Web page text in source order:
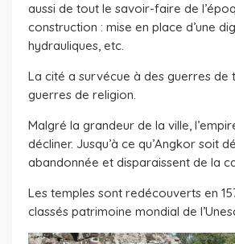
aussi de tout le savoir-faire de
construction : mise en place d’une
hydrauliques, etc.
La cité a survécue à des guerres de
guerres de religion.
Malgré la grandeur de la ville,
décliner. Jusqu’à ce qu’Angkor soit
abandonnée et disparaissent de la
Les temples sont redécouverts en
classés patrimoine mondial de